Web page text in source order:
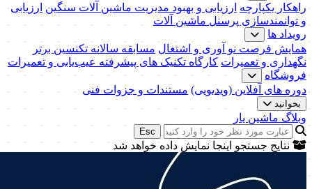
راهکار یکپارچه ارزیابی و بهبود مدیریت ماشین آلات سنگین ارزیابی
و توانمندسازی پرسنل ماشین آلات
رویداد ها
همایش فرصت نو آوری و اشتغال مسابقه سالانه تکنسین برتر
نگهداری و تعمیرات کارگاه تکنیک‌ های پیشرفته عیب‌یابی و تعمیرات
فروشگاه
دوره های آفلاین (ویدیویی) مستندات و جزوات فنی
بخوانید
وبلاگ ماشین یار
Esc
نتایج جستجو اینجا نمایش داده خواهد شد